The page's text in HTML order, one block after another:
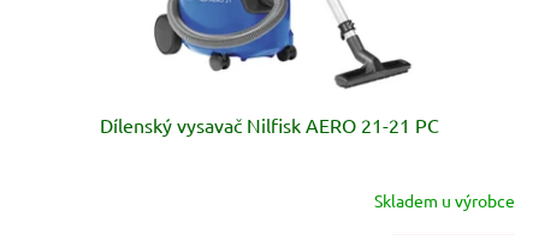
Dílenský vysavač Nilfisk AERO 21-21 PC
Skladem u výrobce